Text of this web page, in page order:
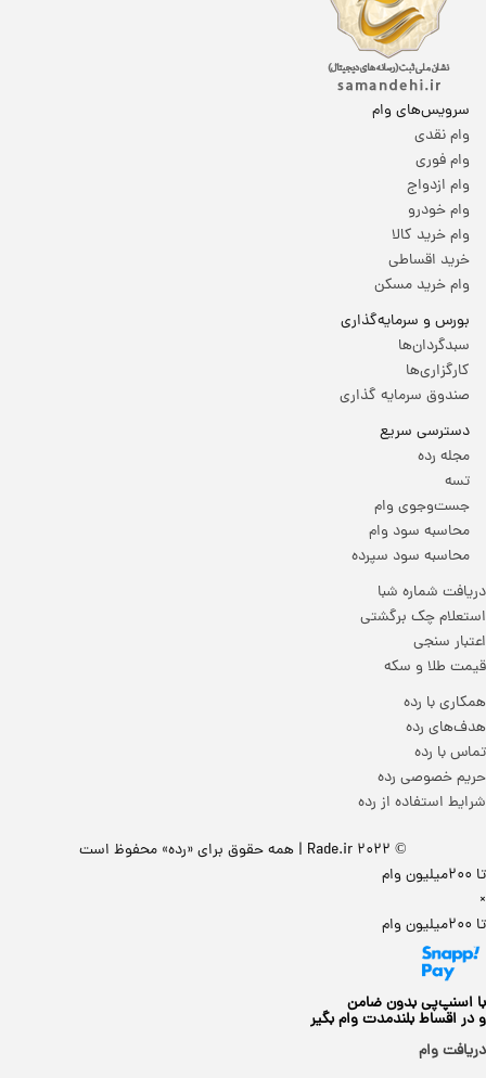
سرویس‌های وام
وام نقدی
وام فوری
وام ازدواج
وام خودرو
وام خرید کالا
خرید اقساطی
وام خرید مسکن
بورس و سرمایه‌گذاری
سبدگردان‌ها
کارگزاری‌ها
صندوق سرمایه گذاری
دسترسی سریع
مجله رده
تسه
جست‌وجوی وام
محاسبه سود وام
محاسبه سود سپرده
شماره شبا
چک برگشتی
سنجی
طلا و سکه
با رده
رده
با‌ رده
خصوصی رده
استفاده از رده
© 2022 Rade.ir | همه حقوق برای «رده» محفوظ است
وام
وام
اسنپ‌پی بدون ضامن
اقساط بلندمدت وام بگیر
وام